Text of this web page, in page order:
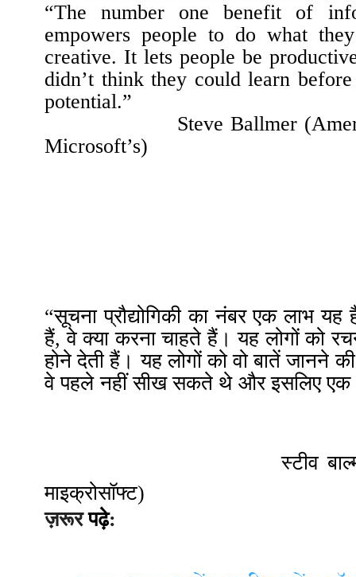
“The number one benefit of
empowers people to do what
creative. It lets people be
didn’t think they could learn
potential.”
Steve Ballmer (
Microsoft’s)
“सूचना प्रौद्योगिकी का नंबर एक लाभ
हैं, वे क्या करना चाहते हैं। यह लोगों को
होने देती हैं। यह लोगों को वो बातें जानने
वे पहले नहीं सीख सकते थे और इसलिए
स्टीव
माइक्रोसॉफ्ट)
ज़रूर पढ़े: